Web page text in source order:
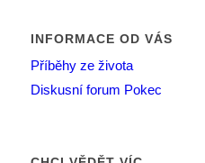
INFORMACE OD VÁS
Příběhy ze života
Diskusní forum Pokec